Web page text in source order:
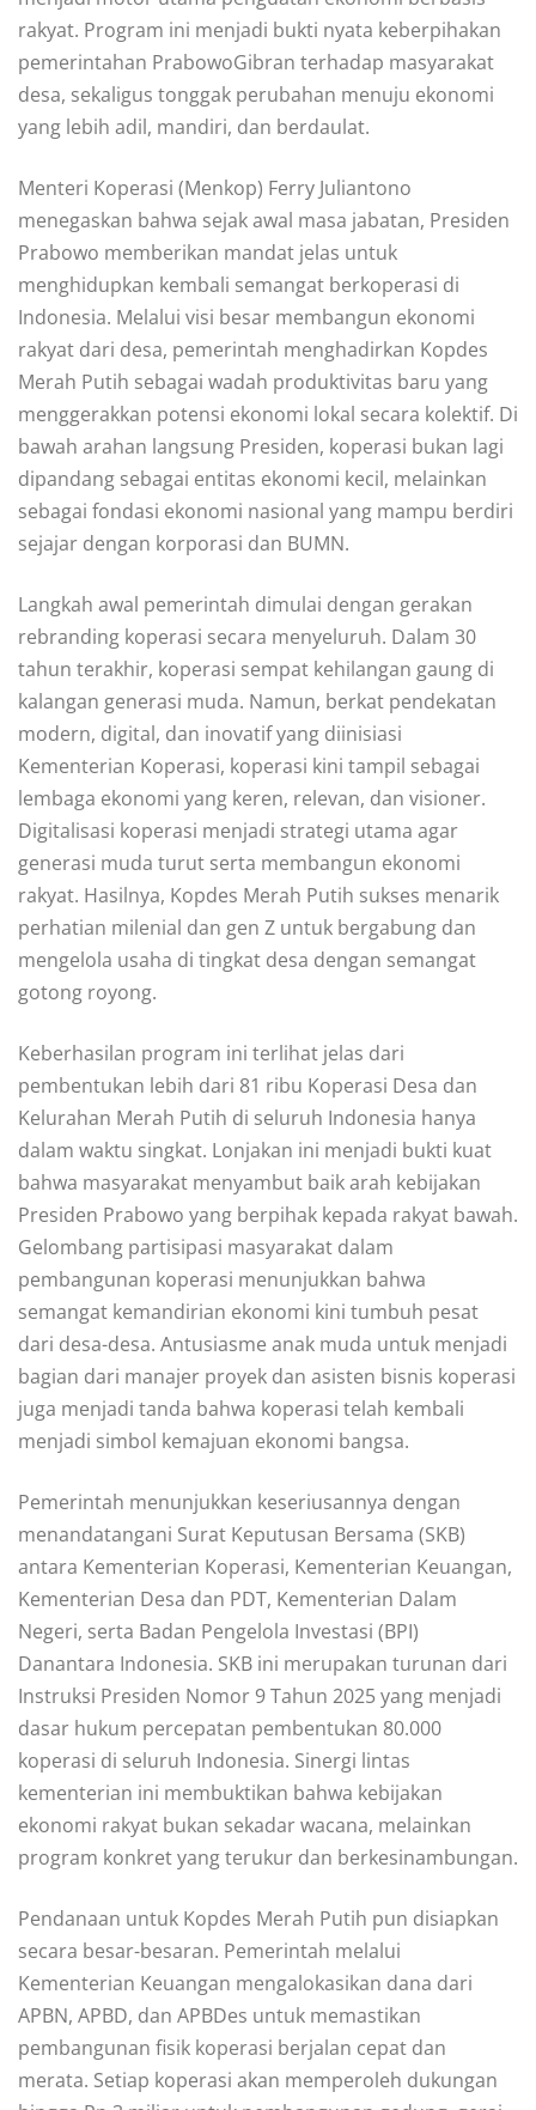
rakyat. Program ini menjadi bukti nyata keberpihakan
pemerintahan PrabowoGibran terhadap masyarakat
desa, sekaligus tonggak perubahan menuju ekonomi
yang lebih adil, mandiri, dan berdaulat.
Menteri Koperasi (Menkop) Ferry Juliantono
menegaskan bahwa sejak awal masa jabatan, Presiden
Prabowo memberikan mandat jelas untuk
menghidupkan kembali semangat berkoperasi di
Indonesia. Melalui visi besar membangun ekonomi
rakyat dari desa, pemerintah menghadirkan Kopdes
Merah Putih sebagai wadah produktivitas baru yang
menggerakkan potensi ekonomi lokal secara kolektif. Di
bawah arahan langsung Presiden, koperasi bukan lagi
dipandang sebagai entitas ekonomi kecil, melainkan
sebagai fondasi ekonomi nasional yang mampu berdiri
sejajar dengan korporasi dan BUMN.
Langkah awal pemerintah dimulai dengan gerakan
rebranding koperasi secara menyeluruh. Dalam 30
tahun terakhir, koperasi sempat kehilangan gaung di
kalangan generasi muda. Namun, berkat pendekatan
modern, digital, dan inovatif yang diinisiasi
Kementerian Koperasi, koperasi kini tampil sebagai
lembaga ekonomi yang keren, relevan, dan visioner.
Digitalisasi koperasi menjadi strategi utama agar
generasi muda turut serta membangun ekonomi
rakyat. Hasilnya, Kopdes Merah Putih sukses menarik
perhatian milenial dan gen Z untuk bergabung dan
mengelola usaha di tingkat desa dengan semangat
gotong royong.
Keberhasilan program ini terlihat jelas dari
pembentukan lebih dari 81 ribu Koperasi Desa dan
Kelurahan Merah Putih di seluruh Indonesia hanya
dalam waktu singkat. Lonjakan ini menjadi bukti kuat
bahwa masyarakat menyambut baik arah kebijakan
Presiden Prabowo yang berpihak kepada rakyat bawah.
Gelombang partisipasi masyarakat dalam
pembangunan koperasi menunjukkan bahwa
semangat kemandirian ekonomi kini tumbuh pesat
dari desa-desa. Antusiasme anak muda untuk menjadi
bagian dari manajer proyek dan asisten bisnis koperasi
juga menjadi tanda bahwa koperasi telah kembali
menjadi simbol kemajuan ekonomi bangsa.
Pemerintah menunjukkan keseriusannya dengan
menandatangani Surat Keputusan Bersama (SKB)
antara Kementerian Koperasi, Kementerian Keuangan,
Kementerian Desa dan PDT, Kementerian Dalam
Negeri, serta Badan Pengelola Investasi (BPI)
Danantara Indonesia. SKB ini merupakan turunan dari
Instruksi Presiden Nomor 9 Tahun 2025 yang menjadi
dasar hukum percepatan pembentukan 80.000
koperasi di seluruh Indonesia. Sinergi lintas
kementerian ini membuktikan bahwa kebijakan
ekonomi rakyat bukan sekadar wacana, melainkan
program konkret yang terukur dan berkesinambungan.
Pendanaan untuk Kopdes Merah Putih pun disiapkan
secara besar-besaran. Pemerintah melalui
Kementerian Keuangan mengalokasikan dana dari
APBN, APBD, dan APBDes untuk memastikan
pembangunan fisik koperasi berjalan cepat dan
merata. Setiap koperasi akan memperoleh dukungan